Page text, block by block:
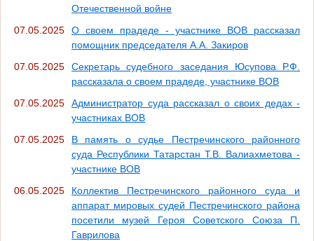
Отечественной войне
07.05.2025
О своем прадеде - участнике ВОВ рассказал
помощник председателя А.А. Закиров
07.05.2025
Секретарь судебного заседания Юсупова Р.Ф.
рассказала о своем прадеде, участнике ВОВ
07.05.2025
Администратор суда рассказал о своих дедах -
участниках ВОВ
07.05.2025
В память о судье Пестречинского районного
суда Республики Татарстан Т.В. Валиахметова -
участнике ВОВ
06.05.2025
Коллектив Пестречинского районного суда и
аппарат мировых судей Пестречинского района
посетили музей Героя Советского Союза П.
Гаврилова